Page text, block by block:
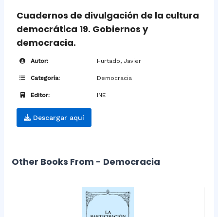
Cuadernos de divulgación de la cultura
democrática 19. Gobiernos y
democracia.
Autor: Hurtado, Javier
Categoría: Democracia
Editor: INE
Descargar aquí
Other Books From - Democracia